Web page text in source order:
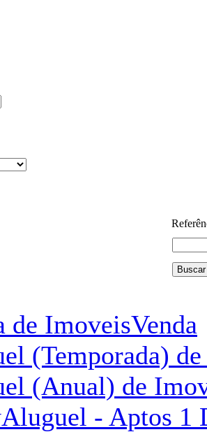
Venda
Aluguel - Aptos 1